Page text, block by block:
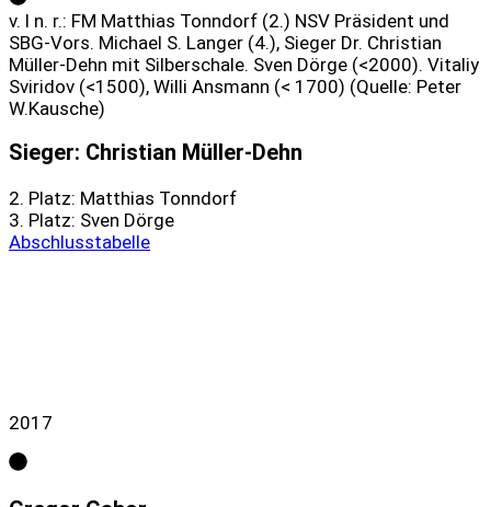
v. l n. r.: FM Matthias Tonndorf (2.) NSV Präsident und
SBG-Vors. Michael S. Langer (4.), Sieger Dr. Christian
Müller-Dehn mit Silberschale. Sven Dörge (<2000). Vitaliy
Sviridov (<1500), Willi Ansmann (< 1700) (Quelle: Peter
W.Kausche)
Sieger: Christian Müller-Dehn
2. Platz: Matthias Tonndorf
3. Platz: Sven Dörge
Abschlusstabelle
2017